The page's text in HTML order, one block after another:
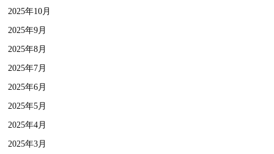
2025年10月
2025年9月
2025年8月
2025年7月
2025年6月
2025年5月
2025年4月
2025年3月